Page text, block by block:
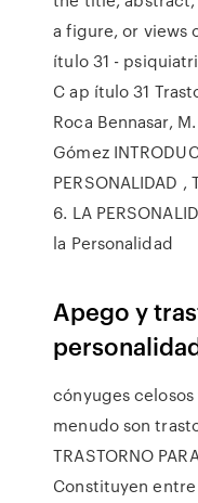
a figure, or views
ítulo 31 -
C ap ítulo 31
Roca Bennasar,
Gómez
PERSONALIDAD ,
6. LA
la Personalidad
Apego y
cónyuges
menudo son
TRASTORNO
Constituyen